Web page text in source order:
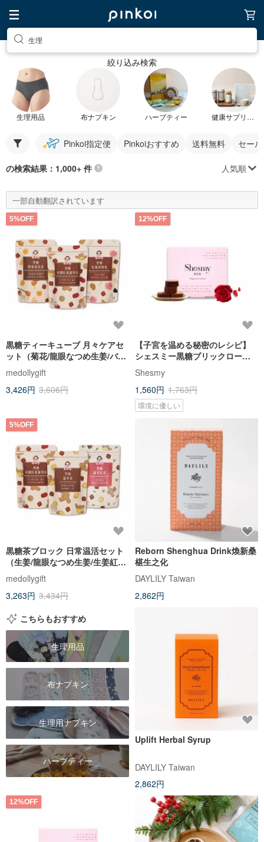
生理
絞り込み検索
生理用品 布ナプキン ハーブティー 健康サプリメント
Pinkoi指定便 Pinkoiおすすめ 送料無料 セー
の検索結果：1,000+ 件 人気順
一部自動翻訳されています
5%OFF
黒糖ティーキューブ 月々ケアセ
ット（菊花/龍眼なつめ生姜/バラ
四物）｜彼女へのプレゼント
medollygift
3,426円 3,606円
12%OFF
【子宮を温める秘密のレシピ】
シェスミー黒糖ブリックローズ 4
つの材料
Shesmy
1,560円 1,763円
環境に優しい
5%OFF
黒糖茶ブロック 日常温活セット
（生姜/龍眼なつめ生姜/生姜紅茶/
レモン生姜茶）
medollygift
3,263円 3,434円
Reborn Shenghua Drink煥新桑
椹生之化
DAYLILY Taiwan
2,862円
こちらもおすすめ
生理用品
布ナプキン
生理用ナプキン
ハーブティー
Uplift Herbal Syrup
DAYLILY Taiwan
2,862円
12%OFF